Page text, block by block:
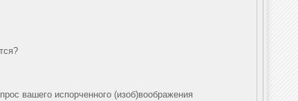
вашего испорченного (изоб)воображения